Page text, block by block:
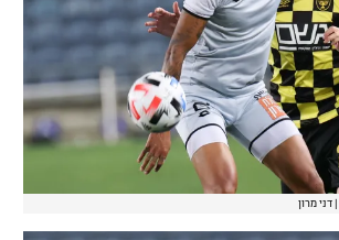
דני מרון